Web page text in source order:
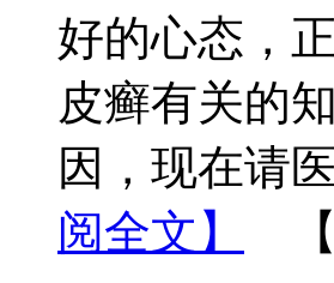
好的心态，
皮癣有关的
因，现在请
阅全文】